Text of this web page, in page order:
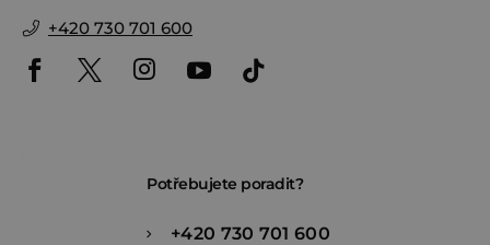
+420 730 701 600
Potřebujete poradit?
+420 730 701 600